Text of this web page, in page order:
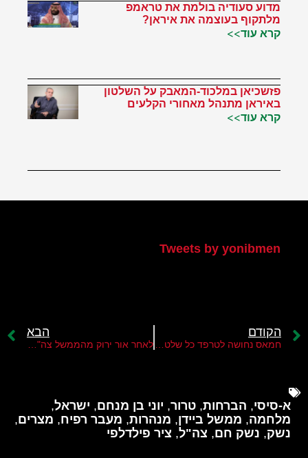
מדוע סעודיה בולמת את טראמפ
מלתקוף בעוצמה את איראן?
קרא עוד>>
פזשכיאן במלכוד-המאבק על השלטון
באיראן מתנהל מאחורי הקלעים
קרא עוד>>
Tweets by yonibmen
הקודם הבא
א-סיסי, הברחות, טרור, יוני בן מנחם, ישראל,
מלחמה, ממשל ביידן, מנהרות, מעבר רפיח, מצרים,
נשק, נשק חם, צה"ל, ציר פילדלפי